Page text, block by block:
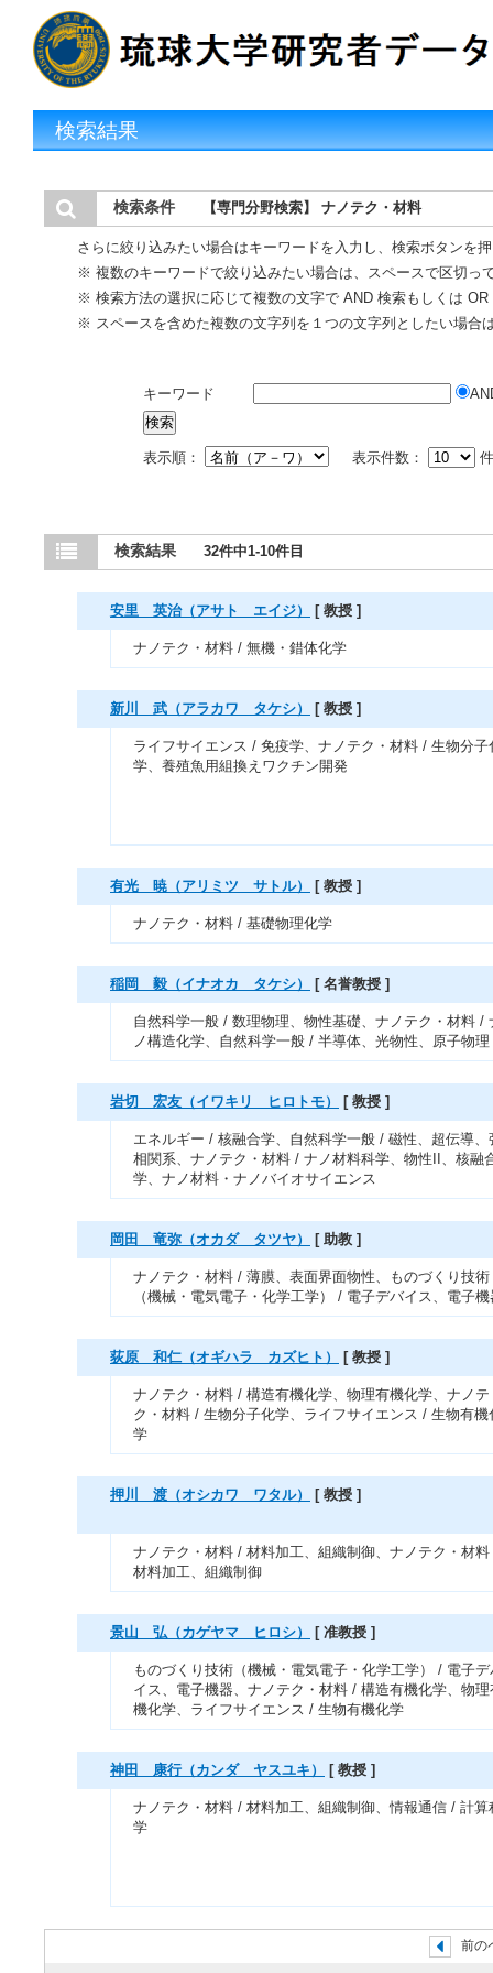
検索結果
検索条件 【専門分野検索】 ナノテク・材料
さらに絞り込みたい場合はキーワードを入力し、検索ボタンを
※ 複数のキーワードで絞り込みたい場合は、スペースで区切っ
※ 検索方法の選択に応じて複数の文字で AND 検索もしくは
※ スペースを含めた複数の文字列を１つの文字列としたい場合
キーワード
表示順： 表示件数：
検索結果 32件中1-10件目
安里 英治（アサト エイジ） [ 教授 ]
ナノテク・材料 / 無機・錯体化学
新川 武（アラカワ タケシ） [ 教授 ]
ライフサイエンス / 免疫学、ナノテク・材料 / 生物分子
学、養殖魚用組換えワクチン開発
有光 暁（アリミツ サトル） [ 教授 ]
ナノテク・材料 / 基礎物理化学
稲岡 毅（イナオカ タケシ） [ 名誉教授 ]
自然科学一般 / 数理物理、物性基礎、ナノテク・材料 /
ノ構造化学、自然科学一般 / 半導体、光物性、原子物理
岩切 宏友（イワキリ ヒロトモ） [ 教授 ]
エネルギー / 核融合学、自然科学一般 / 磁性、超伝導、
相関系、ナノテク・材料 / ナノ材料科学、物性II、核融
学、ナノ材料・ナノバイオサイエンス
岡田 竜弥（オカダ タツヤ） [ 助教 ]
ナノテク・材料 / 薄膜、表面界面物性、ものづくり技術
（機械・電気電子・化学工学） / 電子デバイス、電子機
荻原 和仁（オギハラ カズヒト） [ 教授 ]
ナノテク・材料 / 構造有機化学、物理有機化学、ナノテ
ク・材料 / 生物分子化学、ライフサイエンス / 生物有機
学
押川 渡（オシカワ ワタル） [ 教授 ]
ナノテク・材料 / 材料加工、組織制御、ナノテク・材料
材料加工、組織制御
景山 弘（カゲヤマ ヒロシ） [ 准教授 ]
ものづくり技術（機械・電気電子・化学工学） / 電子デ
イス、電子機器、ナノテク・材料 / 構造有機化学、物理
機化学、ライフサイエンス / 生物有機化学
神田 康行（カンダ ヤスユキ） [ 教授 ]
ナノテク・材料 / 材料加工、組織制御、情報通信 / 計算
学
前の